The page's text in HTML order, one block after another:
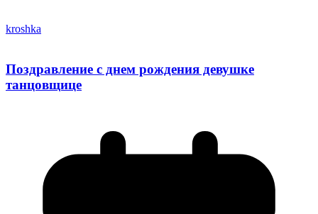
kroshka
Поздравление с днем рождения девушке
танцовщице